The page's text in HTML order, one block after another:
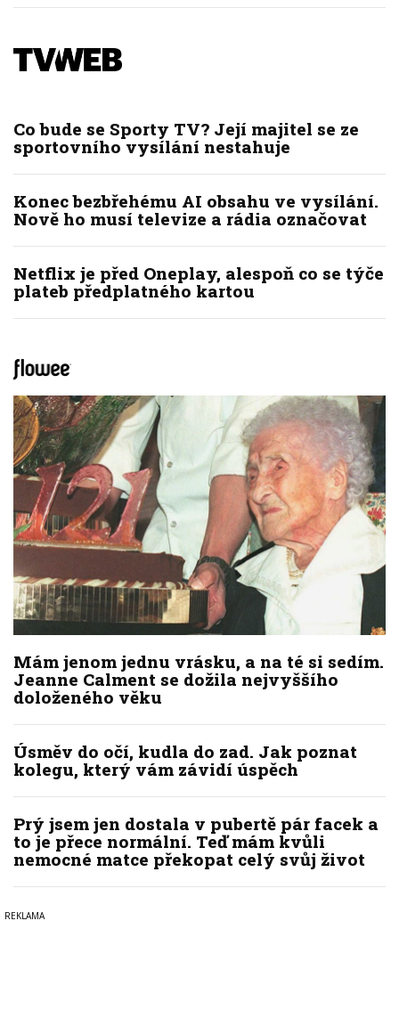
Co bude se Sporty TV? Její majitel se ze
sportovního vysílání nestahuje
Konec bezbřehému AI obsahu ve vysílání.
Nově ho musí televize a rádia označovat
Netflix je před Oneplay, alespoň co se týče
plateb předplatného kartou
Mám jenom jednu vrásku, a na té si sedím.
Jeanne Calment se dožila nejvyššího
doloženého věku
Úsměv do očí, kudla do zad. Jak poznat
kolegu, který vám závidí úspěch
Prý jsem jen dostala v pubertě pár facek a
to je přece normální. Teď mám kvůli
nemocné matce překopat celý svůj život